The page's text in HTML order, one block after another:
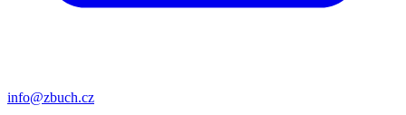
info@zbuch.cz